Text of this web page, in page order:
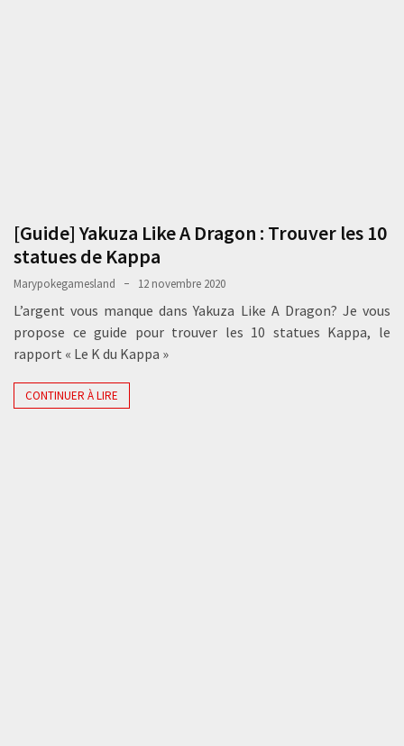
[Guide] Yakuza Like A Dragon : Trouver les 10
statues de Kappa
Marypokegamesland 12 novembre 2020
L’argent vous manque dans Yakuza Like A Dragon? Je vous
propose ce guide pour trouver les 10 statues Kappa, le
rapport « Le K du Kappa »
CONTINUER À LIRE